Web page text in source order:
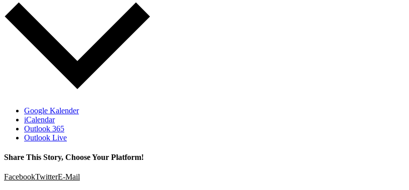
Google Kalender
iCalendar
Outlook 365
Outlook Live
Share This Story, Choose Your Platform!
FacebookTwitterE-Mail